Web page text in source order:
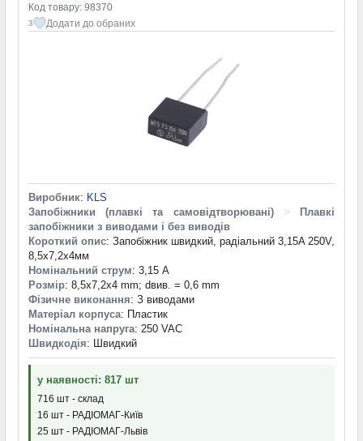
Код товару: 98370
3 Додати до обраних
Виробник: KLS
Запобіжники (плавкі та самовідтворювані)
>
Плавкі
запобіжники з виводами і без виводів
Короткий опис: Запобіжник швидкий, радіальний 3,15A 250V,
8,5х7,2х4мм
Номінальний струм: 3,15 А
Розмір: 8,5x7,2x4 mm; dвив. = 0,6 mm
Фізичне виконання: З виводами
Матеріал корпуса: Пластик
Номінальна напруга: 250 VAC
Швидкодія: Швидкий
у наявності: 817 шт
716 шт - склад
16 шт - РАДІОМАГ-Київ
25 шт - РАДІОМАГ-Львів